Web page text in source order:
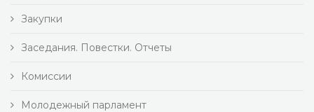
Закупки
Заседания. Повестки. Отчеты
Комиссии
Молодежный парламент